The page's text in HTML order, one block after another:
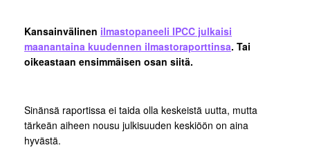
Kansainvälinen ilmastopaneeli IPCC julkaisi
maanantaina kuudennen ilmastoraporttinsa. Tai
oikeastaan ensimmäisen osan siitä.
Sinänsä raportissa ei taida olla keskeistä uutta, mutta
tärkeän aiheen nousu julkisuuden keskiöön on aina
hyvästä.